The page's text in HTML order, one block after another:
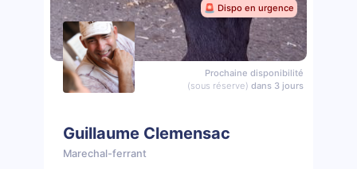
🚨 Dispo en urgence
Prochaine disponibilité
(sous réserve) dans 3 jours
Guillaume Clemensac
Marechal-ferrant